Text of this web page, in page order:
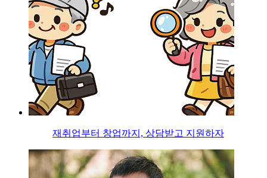
재취업부터 창업까지, 상담받고 지원하자